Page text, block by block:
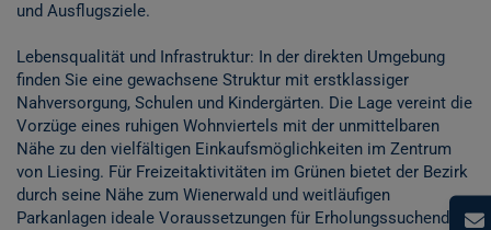
und Ausflugsziele.
Lebensqualität und Infrastruktur: In der direkten Umgebung
finden Sie eine gewachsene Struktur mit erstklassiger
Nahversorgung, Schulen und Kindergärten. Die Lage vereint die
Vorzüge eines ruhigen Wohnviertels mit der unmittelbaren
Nähe zu den vielfältigen Einkaufsmöglichkeiten im Zentrum
von Liesing. Für Freizeitaktivitäten im Grünen bietet der Bezirk
durch seine Nähe zum Wienerwald und weitläufigen
Parkanlagen ideale Voraussetzungen für Erholungssuchende